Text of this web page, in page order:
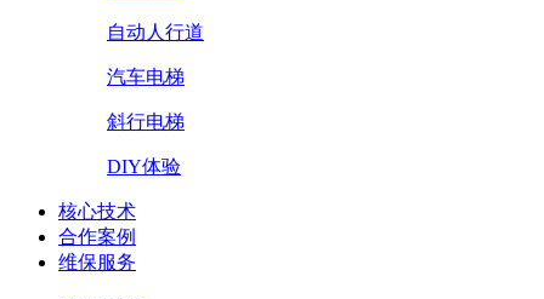
自动人行道
汽车电梯
斜行电梯
DIY体验
核心技术
合作案例
维保服务